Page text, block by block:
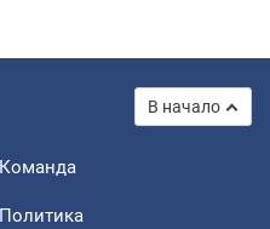
В начало
Команда
Политика